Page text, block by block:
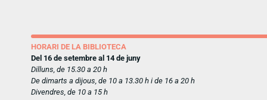
HORARI DE LA BIBLIOTECA
Del 16 de setembre al 14 de juny
Dilluns, de 15.30 a 20 h
De dimarts a dijous, de 10 a 13.30 h i de 16 a 20 h
Divendres, de 10 a 15 h